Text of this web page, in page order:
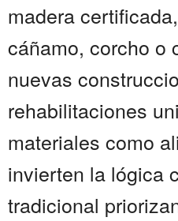
madera
cáñamo, corcho
nuevas
rehabilitaciones
materiales como
invierten la lógica
tradicional